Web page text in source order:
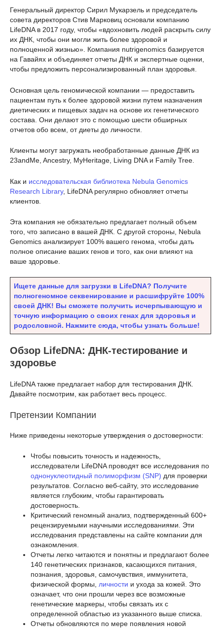
Генеральный директор Сирил Мукарзель и председатель
совета директоров Стив Марковиц основали компанию
LifeDNA в 2017 году, чтобы «вдохновить людей раскрыть силу
их ДНК, чтобы они могли жить более здоровой и
полноценной жизнью». Компания nutrigenomics базируется
на Гавайях и объединяет отчеты ДНК и экспертные оценки,
чтобы предложить персонализированный план здоровья.
Основная цель геномической компании — предоставить
пациентам путь к более здоровой жизни путем назначения
диетических и пищевых задач на основе их генетического
состава. Они делают это с помощью шести обширных
отчетов обо всем, от диеты до личности.
Клиенты могут загружать необработанные данные ДНК из
23andMe, Ancestry, MyHeritage, Living DNA и Family Tree.
Как и исследовательская библиотека Nebula Genomics
Research Library, LifeDNA регулярно обновляет отчеты
клиентов.
Эта компания не обязательно предлагает полный объем
того, что записано в вашей ДНК. С другой стороны, Nebula
Genomics анализирует 100% вашего генома, чтобы дать
полное описание ваших генов и того, как они влияют на
ваше здоровье.
Ищете данные для загрузки в LifeDNA? Получите
полногеномное секвенирование и расшифруйте 100%
своей ДНК! Вы сможете получить исчерпывающую и
точную информацию о своих генах для здоровья и
родословной. Нажмите сюда, чтобы узнать больше!
Обзор LifeDNA: ДНК-тестирование и
здоровье
LifeDNA также предлагает набор для тестирования ДНК.
Давайте посмотрим, как работает весь процесс.
Претензии Компании
Ниже приведены некоторые утверждения о достоверности:
Чтобы повысить точность и надежность,
исследователи LifeDNA проводят все исследования по
однонуклеотидный полиморфизм (SNP) для проверки
результатов. Согласно веб-сайту, это исследование
является глубоким, чтобы гарантировать
достоверность.
Критический геномный анализ, подтвержденный 600+
рецензируемыми научными исследованиями. Эти
исследования представлены на сайте компании для
ознакомления.
Отчеты легко читаются и понятны и предлагают более
140 генетических признаков, касающихся питания,
познания, здоровья, самочувствия, иммунитета,
физической формы, личности и ухода за кожей. Это
означает, что они прошли через все возможные
генетические маркеры, чтобы связать их с
определенной областью из указанного выше списка.
Отчеты обновляются по мере появления новой